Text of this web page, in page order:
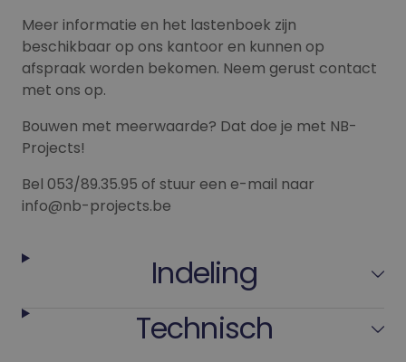
Meer informatie en het lastenboek zijn
beschikbaar op ons kantoor en kunnen op
afspraak worden bekomen. Neem gerust contact
met ons op.
Bouwen met meerwaarde? Dat doe je met NB-
Projects!
Bel 053/89.35.95 of stuur een e-mail naar
info@nb-projects.be
Indeling
Technisch